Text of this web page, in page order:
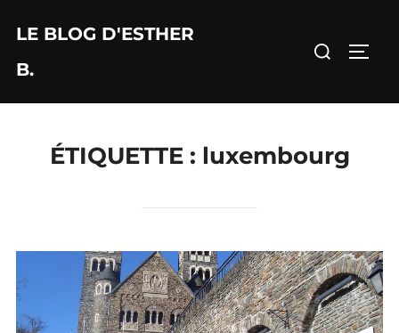
contenu
LE BLOG D'ESTHER
B.
Rechercher :
ÉTIQUETTE : luxembourg